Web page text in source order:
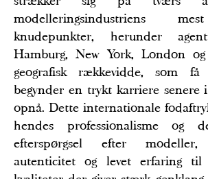
modelleringsindustriens
knudepunkter, herunder
Hamburg, New York, London
geografisk rækkevidde, som
begynder en trykt karriere senere
opnå. Dette internationale
hendes professionalisme og
efterspørgsel efter
autenticitet og levet erfaring til